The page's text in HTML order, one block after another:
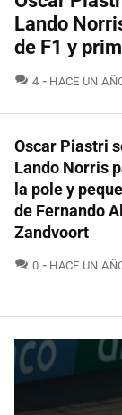
Lando
de F1 y
4 COMENTARIOS
HACE UN
Oscar Piastri
Lando Norris
la pole y
de Fernando
Zandvoort
0 COMENTARIOS
HACE UN